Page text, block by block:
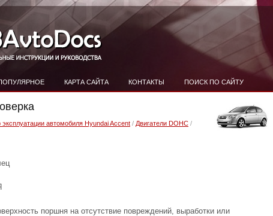
КАРТА САЙТА КОНТАКТЫ ПОИСК ПО САЙТУ
эксплуатации автомобиля Hyundai Accent / Двигатели DOHC /
поршня на отсутствие повреждений, выработки или